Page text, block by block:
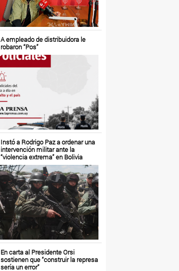
A empleado de distribuidora le
robaron “Pos”
Instó a Rodrigo Paz a ordenar una
intervención militar ante la
“violencia extrema” en Bolivia
En carta al Presidente Orsi
sostienen que “construir la represa
sería un error”